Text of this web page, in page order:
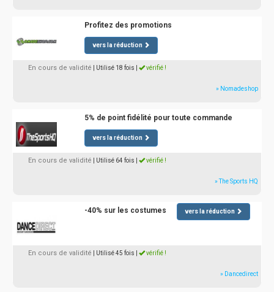
Profitez des promotions
vers la réduction
En cours de validité | Utilisé 18 fois vérifié !
» Nomadeshop
5% de point fidélité pour toute commande
vers la réduction
En cours de validité | Utilisé 64 fois vérifié !
» The Sports HQ
-40% sur les costumes vers la réduction
En cours de validité | Utilisé 45 fois vérifié !
» Dancedirect